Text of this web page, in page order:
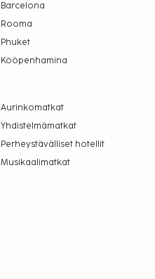
Barcelona
Rooma
Phuket
Kööpenhamina
Aurinkomatkat
Yhdistelmämatkat
Perheystävälliset hotellit
Musikaalimatkat